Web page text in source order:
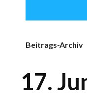
Beitrags-Archiv
17.